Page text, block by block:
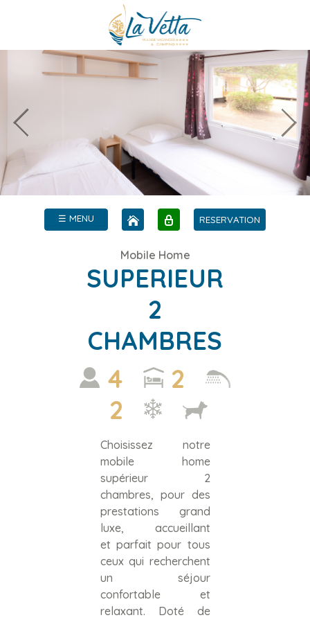
☰ MENU RESERVATION
Mobile Home
SUPERIEUR
2
CHAMBRES
4
2
2
Choisissez notre
mobile home
supérieur 2
chambres, pour des
prestations grand
luxe, accueillant
et parfait pour tous
ceux qui recherchent
un séjour
confortable et
relaxant. Doté de